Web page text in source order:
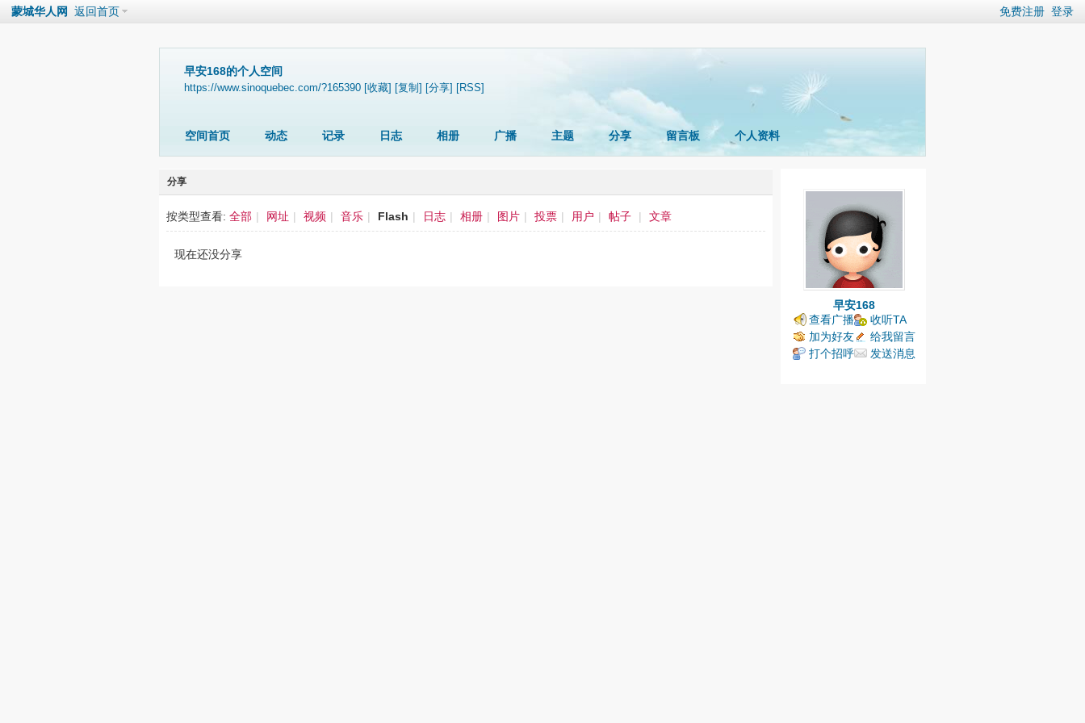
免费注册 登录
蒙城华人网 返回首页
早安168的个人空间
https://www.sinoquebec.com/?165390 [收藏] [复制] [分享] [RSS]
空间首页 动态 记录 日志 相册 广播 主题 分享 留言板 个人资料
分享
按类型查看: 全部 | 网址 | 视频 | 音乐 | Flash | 日志 | 相册 | 图片 | 投票 | 用户 | 帖子 | 文章
现在还没分享
早安168
查看广播
收听TA
加为好友
给我留言
打个招呼
发送消息